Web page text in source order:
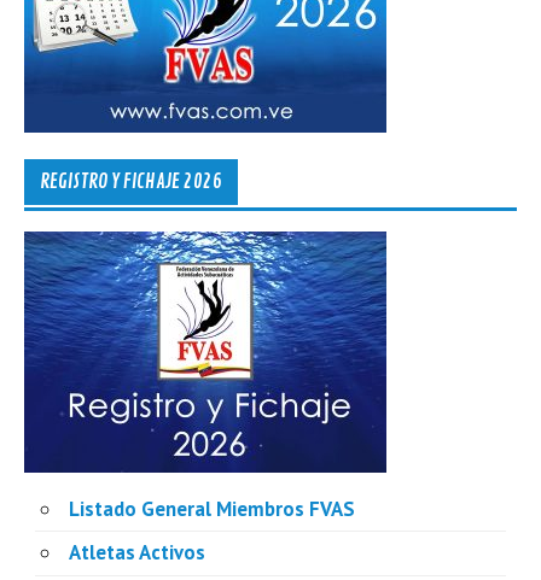
REGISTRO Y FICHAJE 2026
Listado General Miembros FVAS
Atletas Activos